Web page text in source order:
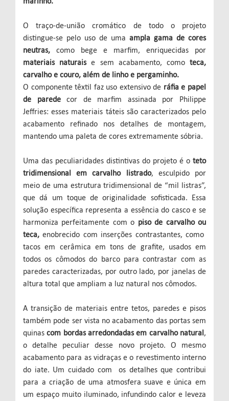
O traço-de-união cromático de todo o projeto
distingue-se pelo uso de uma ampla gama de cores
neutras, como bege e marfim, enriquecidas por
materiais naturaise sem acabamento, comoteca,
carvalho e couro, além de linho e pergaminho.
O componente têxtil faz uso extensivo de ráfia e papel
de paredecor de marfim assinada por Philippe
Jeffries: esses materiais táteis são caracterizados pelo
acabamento refinado nos detalhes de montagem,
mantendo uma paleta de cores extremamente sóbria.
Uma das peculiaridades distintivas do projeto é o teto
tridimensional em carvalho listrado, esculpido por
meio de uma estrutura tridimensional de “mil listras”,
que dá um toque de originalidade sofisticada. Essa
solução específica representa a essência do casco e se
harmoniza perfeitamente com o piso de carvalho ou
teca, enobrecido com inserções contrastantes, como
tacos em cerâmica em tons de grafite, usados em
todos os cômodos do barco para contrastar com as
paredes caracterizadas, por outro lado, por janelas de
altura total que ampliam a luz natural nos cômodos.
A transição de materiais entre tetos, paredes e pisos
também pode ser vista no acabamento das portas sem
quinascom bordas arredondadas em carvalho natural,
o detalhe peculiar desse novo projeto. O mesmo
acabamento para as vidraças e o revestimento interno
do iate. Um cuidado com os detalhes que contribui
para a criação de uma atmosfera suave e única em
um espaço muito iluminado, infundindo calor e leveza